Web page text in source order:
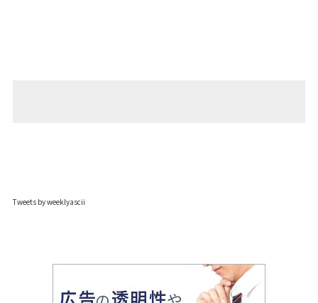
Tweets by weeklyascii